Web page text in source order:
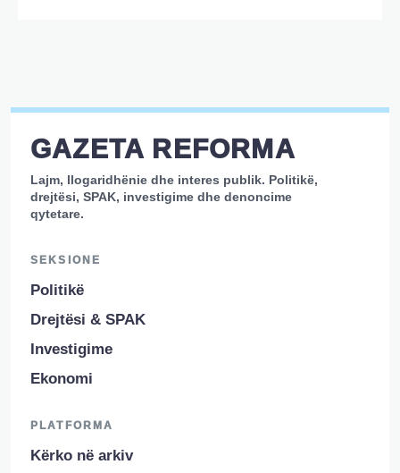
GAZETA REFORMA
Lajm, llogaridhënie dhe interes publik. Politikë,
drejtësi, SPAK, investigime dhe denoncime
qytetare.
SEKSIONE
Politikë
Drejtësi & SPAK
Investigime
Ekonomi
PLATFORMA
Kërko në arkiv